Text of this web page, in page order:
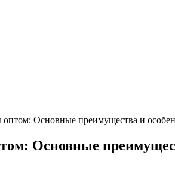
оптом: Основные преимущества и
Основные